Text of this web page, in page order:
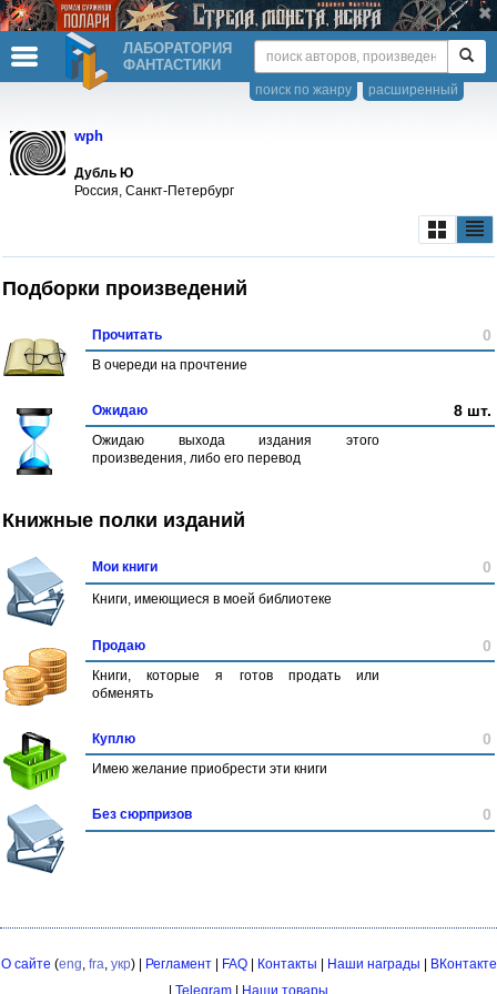
ЛАБОРАТОРИЯ
ФАНТАСТИКИ
расширенный
поиск по жанру
wph
Дубль Ю
Россия, Санкт-Петербург
Подборки произведений
Прочитать 0
В очереди на прочтение
Ожидаю 8 шт.
Ожидаю выхода издания этого
произведения, либо его перевод
Книжные полки изданий
Мои книги 0
Книги, имеющиеся в моей библиотеке
Продаю 0
Книги, которые я готов продать или
обменять
Куплю 0
Имею желание приобрести эти книги
Без сюрпризов 0
О сайте (eng, fra, укр) | Регламент| FAQ| Контакты Наши награды
ВКонтакте
Telegram Наши товары